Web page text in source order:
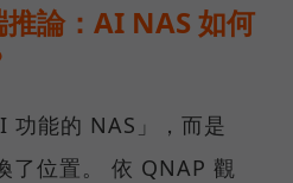
論：AI NAS 如何
功能的 NAS」，而是
了位置。 依 QNAP 觀